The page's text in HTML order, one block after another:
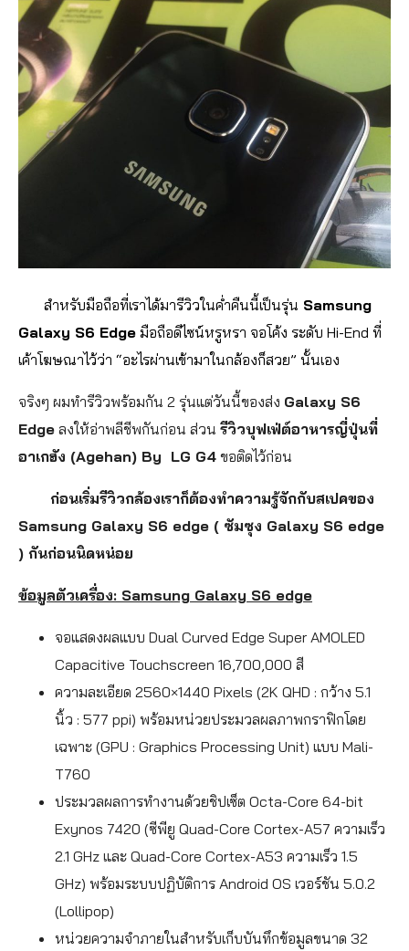
สำหรับมือถือที่เราได้มารีวิวในค่ำคืนนี้เป็นรุ่น Samsung
Galaxy S6 Edge มือถือดีไซน์หรูหรา จอโค้ง ระดับ Hi-End ที่
เค้าโฆษณาไว้ว่า “อะไรผ่านเข้ามาในกล้องก็สวย” นั้นเอง
จริงๆ ผมทำรีวิวพร้อมกัน 2 รุ่นแต่วันนี้ของส่ง Galaxy S6
Edge ลงให้อ่าพลีชีพกันก่อน ส่วน รีวิวบุฟเฟ่ต์อาหารญี่ปุ่นที่
อาเกฮัง (Agehan) By LG G4 ขอติดไว้ก่อน
ก่อนเริ่มรีวิวกล้องเราก็ต้องทำความรู้จักกับสเปคของ
Samsung Galaxy S6 edge ( ซัมซุง Galaxy S6 edge
) กันก่อนนิดหน่อย
ข้อมูลตัวเครื่อง: Samsung Galaxy S6 edge
จอแสดงผลแบบ Dual Curved Edge Super AMOLED
Capacitive Touchscreen 16,700,000 สี
ความละเอียด 2560×1440 Pixels (2K QHD : กว้าง 5.1
นิ้ว : 577 ppi) พร้อมหน่วยประมวลผลภาพกราฟิกโดย
เฉพาะ (GPU : Graphics Processing Unit) แบบ Mali-
T760
ประมวลผลการทำงานด้วยชิปเซ็ต Octa-Core 64-bit
Exynos 7420 (ซีพียู Quad-Core Cortex-A57 ความเร็ว
2.1 GHz และ Quad-Core Cortex-A53 ความเร็ว 1.5
GHz) พร้อมระบบปฏิบัติการ Android OS เวอร์ชัน 5.0.2
(Lollipop)
หน่วยความจำภายในสำหรับเก็บบันทึกข้อมูลขนาด 32